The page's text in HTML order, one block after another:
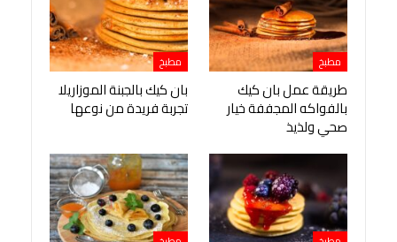
مطبخ
طريقة عمل بان كيك
بالفواكه المجففة خيار
صحي ولذيذ
مطبخ
بان كيك بالجبنة الموزاريلا
تجربة فريدة من نوعها